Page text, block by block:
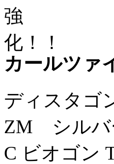
カールツァ
ディスタゴ
ZM シルバ
C ビオゴン